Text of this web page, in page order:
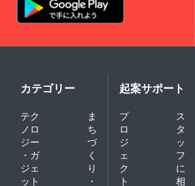
カテゴリー
テク
ノロ
ジー
・ガ
ジェ
ット
ま
ち
づ
く
り
・
起案サポート
プ
ロ
ジ
ェ
ク
ト
ス
タ
ッ
フ
に
相